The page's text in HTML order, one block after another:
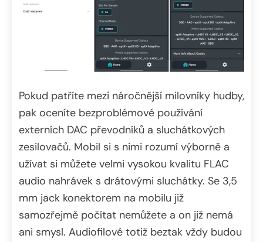
Pokud patříte mezi náročnější milovníky hudby,
pak oceníte bezproblémové používání
externích DAC převodníků a sluchátkových
zesilovačů. Mobil si s nimi rozumí výborně a
užívat si můžete velmi vysokou kvalitu FLAC
audio nahrávek s drátovými sluchátky. Se 3,5
mm jack konektorem na mobilu již
samozřejmě počítat nemůžete a on již nemá
ani smysl. Audiofilové totiž beztak vždy budou